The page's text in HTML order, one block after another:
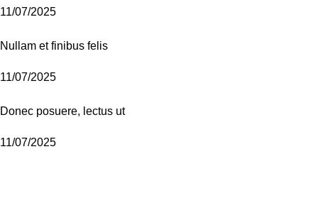
11/07/2025
Nullam et finibus felis
11/07/2025
Donec posuere, lectus ut
11/07/2025